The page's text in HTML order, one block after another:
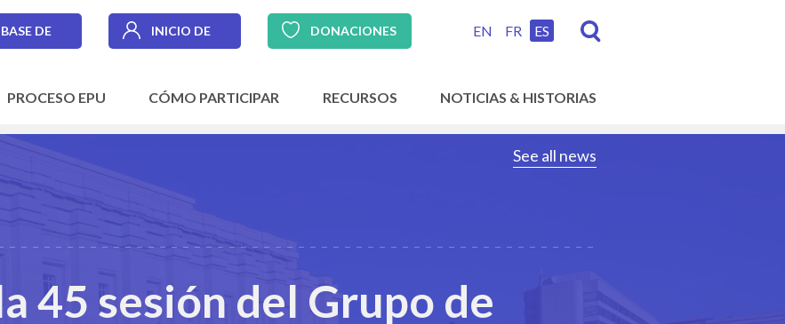
BASE DE INICIO DE DONACIONES EN FR ES
PROCESO EPU CÓMO PARTICIPAR RECURSOS NOTICIAS & HISTORIAS
See all news
45 sesión del Grupo de